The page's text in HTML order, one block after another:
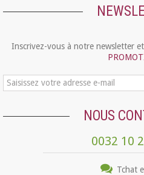
Inscrivez-vous à notre newsletter
NOUS
0032 10
Tchat